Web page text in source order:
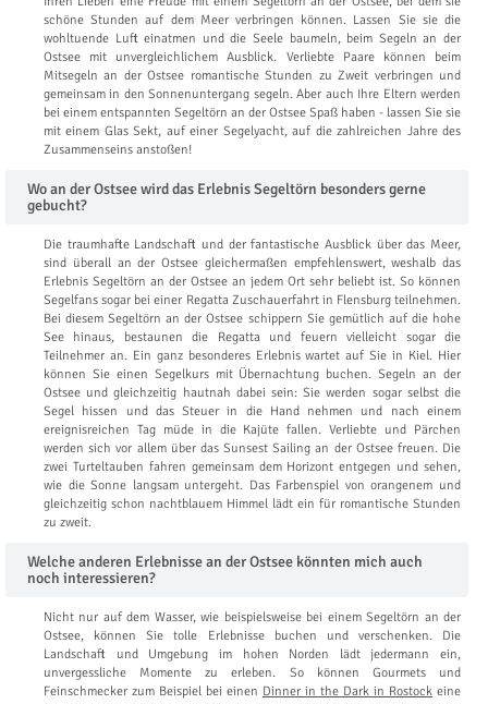
schöne Stunden auf dem Meer verbringen können. Lassen Sie sie die
wohltuende Luft einatmen und die Seele baumeln, beim Segeln an der
Ostsee mit unvergleichlichem Ausblick. Verliebte Paare können beim
Mitsegeln an der Ostsee romantische Stunden zu Zweit verbringen und
gemeinsam in den Sonnenuntergang segeln. Aber auch Ihre Eltern werden
bei einem entspannten Segeltörn an der Ostsee Spaß haben - lassen Sie sie
mit einem Glas Sekt, auf einer Segelyacht, auf die zahlreichen Jahre des
Zusammenseins anstoßen!
Wo an der Ostsee wird das Erlebnis Segeltörn besonders gerne
gebucht?
Die traumhafte Landschaft und der fantastische Ausblick über das Meer,
sind überall an der Ostsee gleichermaßen empfehlenswert, weshalb das
Erlebnis Segeltörn an der Ostsee an jedem Ort sehr beliebt ist. So können
Segelfans sogar bei einer Regatta Zuschauerfahrt in Flensburg teilnehmen.
Bei diesem Segeltörn an der Ostsee schippern Sie gemütlich auf die hohe
See hinaus, bestaunen die Regatta und feuern vielleicht sogar die
Teilnehmer an. Ein ganz besonderes Erlebnis wartet auf Sie in Kiel. Hier
können Sie einen Segelkurs mit Übernachtung buchen. Segeln an der
Ostsee und gleichzeitig hautnah dabei sein: Sie werden sogar selbst die
Segel hissen und das Steuer in die Hand nehmen und nach einem
ereignisreichen Tag müde in die Kajüte fallen. Verliebte und Pärchen
werden sich vor allem über das Sunsest Sailing an der Ostsee freuen. Die
zwei Turteltauben fahren gemeinsam dem Horizont entgegen und sehen,
wie die Sonne langsam untergeht. Das Farbenspiel von orangenem und
gleichzeitig schon nachtblauem Himmel lädt ein für romantische Stunden
zu zweit.
Welche anderen Erlebnisse an der Ostsee könnten mich auch
noch interessieren?
Nicht nur auf dem Wasser, wie beispielsweise bei einem Segeltörn an der
Ostsee, können Sie tolle Erlebnisse buchen und verschenken. Die
Landschaft und Umgebung im hohen Norden lädt jedermann ein,
unvergessliche Momente zu erleben. So können Gourmets und
Feinschmecker zum Beispiel bei einen Dinner in the Dark in Rostock eine